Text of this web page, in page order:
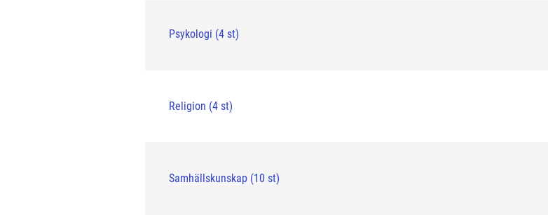
Psykologi (4 st)
Religion (4 st)
Samhällskunskap (10 st)